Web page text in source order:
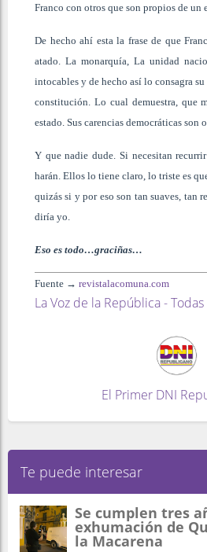
Franco con otros que son propios de un
De hecho ahí esta la frase de que
atado. La monarquía, La unidad
intocables y de hecho así lo consagra su
constitución. Lo cual demuestra, que
estado. Sus carencias democráticas son
Y que nadie dude. Si necesitan
harán. Ellos lo tiene claro, lo triste es
quizás si y por eso son tan suaves, tan
diría yo.
Eso es todo…graciñas…
Fuente → revistalacomuna.com
La Voz de la República -
El Primer DNI
Te puede interesar
Se cumplen tres
exhumación de
la Macarena